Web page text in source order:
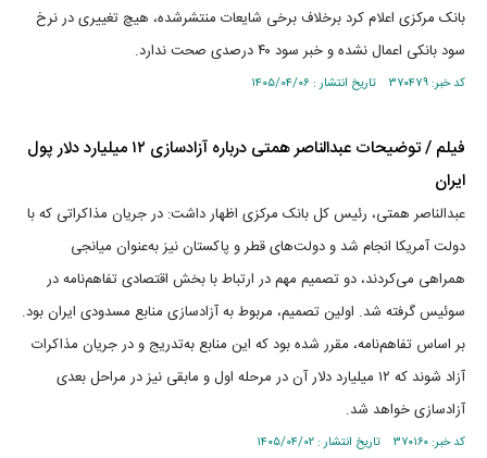
بانک مرکزی اعلام کرد برخلاف برخی شایعات منتشرشده، هیچ تغییری در نرخ
سود بانکی اعمال نشده و خبر سود ۴۰ درصدی صحت ندارد.
کد خبر: ۳۷۰۴۷۹ تاریخ انتشار : ۱۴۰۵/۰۴/۰۶
فیلم / توضیحات عبدالناصر همتی درباره آزادسازی ۱۲ میلیارد دلار پول
ایران
عبدالناصر همتی، رئیس کل بانک مرکزی اظهار داشت: در جریان مذاکراتی که با
دولت آمریکا انجام شد و دولت‌های قطر و پاکستان نیز به‌عنوان میانجی
همراهی می‌کردند، دو تصمیم مهم در ارتباط با بخش اقتصادی تفاهم‌نامه در
سوئیس گرفته شد. اولین تصمیم، مربوط به آزادسازی منابع مسدودی ایران بود.
بر اساس تفاهم‌نامه، مقرر شده بود که این منابع به‌تدریج و در جریان مذاکرات
آزاد شوند که ۱۲ میلیارد دلار آن در مرحله اول و مابقی نیز در مراحل بعدی
آزادسازی خواهد شد.
کد خبر: ۳۷۰۱۶۰ تاریخ انتشار : ۱۴۰۵/۰۴/۰۲